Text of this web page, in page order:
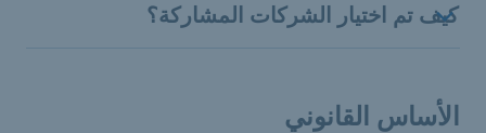
كيف تم اختيار الشركات المشاركة؟
الأساس القانوني